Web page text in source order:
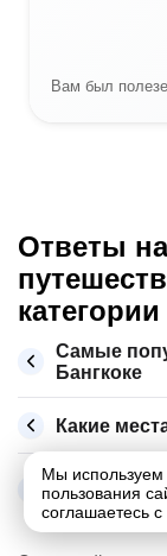
Вам был
Ответы
Самые
Бангкоке
Какие
Сколько
2026
Мы используем
пользования
соглашаетесь с